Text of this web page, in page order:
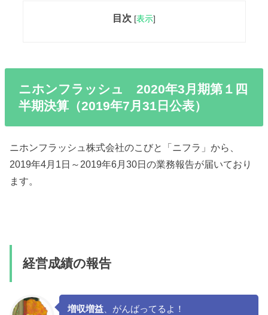
目次 [表示]
ニホンフラッシュ 2020年3月期第１四
半期決算（2019年7月31日公表）
ニホンフラッシュ株式会社のこびと「ニフラ」から、
2019年4月1日～2019年6月30日の業務報告が届いており
ます。
経営成績の報告
増収増益、がんばってるよ！